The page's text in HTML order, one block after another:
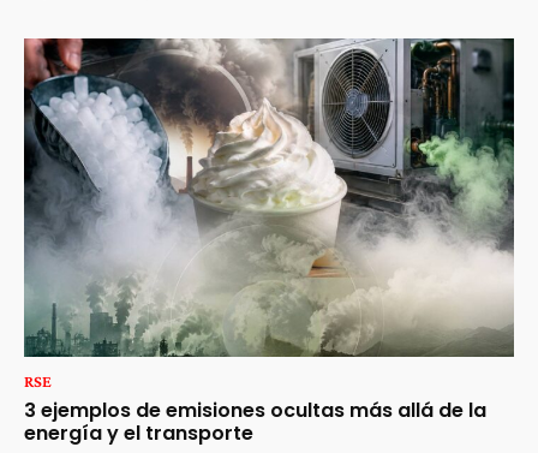
RSE
3 ejemplos de emisiones ocultas más allá de la
energía y el transporte